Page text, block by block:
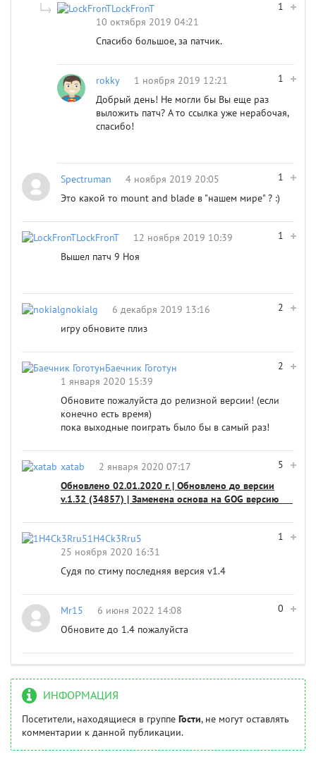
1
LockFronT
10 октября 2019 04:21
Спасибо большое, за патчик.
1
rokky
1 ноября 2019 12:21
Добрый день! Не могли бы Вы еще раз
выложить патч? А то ссылка уже нерабочая,
спасибо!
1
Spectruman
4 ноября 2019 20:05
Это какой то mount and blade в "нашем мире" ? :)
1
LockFronT
12 ноября 2019 10:39
Вышел патч 9 Ноя
2
nokialg
6 декабря 2019 13:16
игру обновите плиз
2
Баечник Гоготун
1 января 2020 15:39
Обновите пожалуйста до релизной версии! (если
конечно есть время)
пока выходные поиграть было бы в самый раз!
5
xatab
2 января 2020 07:17
Обновлено 02.01.2020 г. | Обновлено до версии
v.1.32 (34857) | Заменена основа на GOG версию
1
1H4Ck3Rru5
25 ноября 2020 16:31
Судя по стиму последняя версия v1.4
0
Mr15
6 июня 2022 14:08
Обновите до 1.4 пожалуйста
ИНФОРМАЦИЯ
Посетители, находящиеся в группе Гости, не могут оставлять
комментарии к данной публикации.